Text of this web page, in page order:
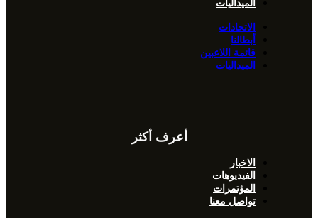
الميداليات
الاتحادات
أبطالنا
قائمة اللاعبين
الميداليات
أعرف أكثر
الاخبار
الفيديوهات
المؤتمرات
تواصل معنا